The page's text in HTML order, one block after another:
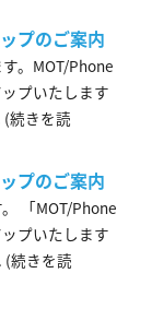
プのご案内
。MOT/Phone
プいたします
(続きを読
プのご案内
「MOT/Phone
プいたします
(続きを読